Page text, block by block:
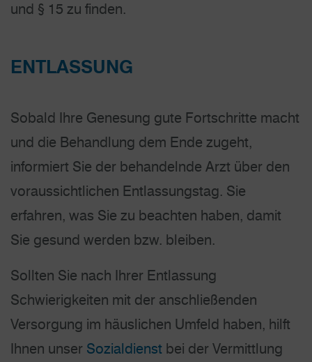
und § 15 zu finden.
ENTLASSUNG
Sobald Ihre Genesung gute Fortschritte macht
und die Behandlung dem Ende zugeht,
informiert Sie der behandelnde Arzt über den
voraussichtlichen Entlassungstag. Sie
erfahren, was Sie zu beachten haben, damit
Sie gesund werden bzw. bleiben.
Sollten Sie nach Ihrer Entlassung
Schwierigkeiten mit der anschließenden
Versorgung im häuslichen Umfeld haben, hilft
Ihnen unser Sozialdienst bei der Vermittlung